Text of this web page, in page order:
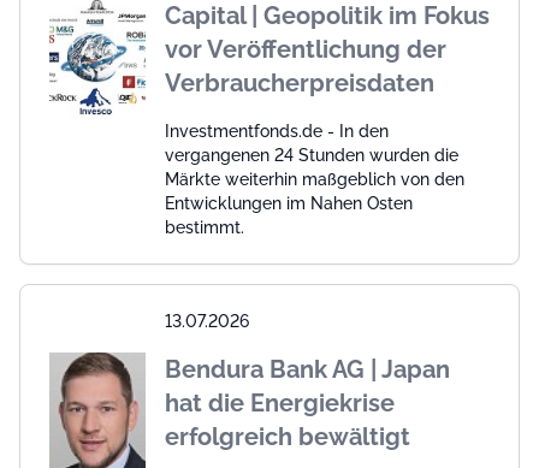
Capital | Geopolitik im Fokus
vor Veröffentlichung der
Verbraucherpreisdaten
Investmentfonds.de - In den
vergangenen 24 Stunden wurden die
Märkte weiterhin maßgeblich von den
Entwicklungen im Nahen Osten
bestimmt.
13.07.2026
Bendura Bank AG | Japan
hat die Energiekrise
erfolgreich bewältigt